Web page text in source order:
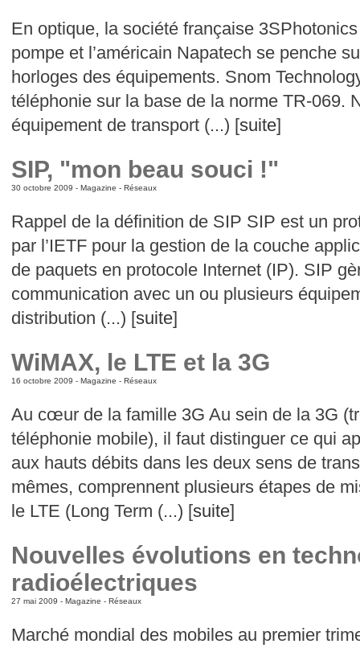
En optique, la société française
pompe et l’américain Napatech se penche
horloges des équipements. Snom
téléphonie sur la base de la norme TR-069.
équipement de transport (...) [suite]
SIP, "mon beau souci !"
30 octobre 2009 - Magazine - Réseaux
Rappel de la définition de SIP SIP est un
par l’IETF pour la gestion de la couche
de paquets en protocole Internet (IP). SIP
communication avec un ou plusieurs
distribution (...) [suite]
WiMAX, le LTE et la 3G
16 octobre 2009 - Magazine - Réseaux
Au cœur de la famille 3G Au sein de la 3G
téléphonie mobile), il faut distinguer ce qui
aux hauts débits dans les deux sens de
mêmes, comprennent plusieurs étapes de
le LTE (Long Term (...) [suite]
Nouvelles évolutions en
radioélectriques
27 mai 2009 - Magazine - Réseaux
Marché mondial des mobiles au premier